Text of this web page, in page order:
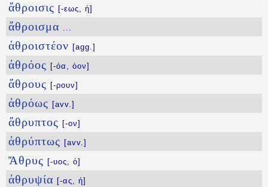
ἄθροισις [-εως, ἡ]
ἄθροισμα ...
ἁθροιστέον [agg.]
ἀθρόος [-όα, όον]
ἄθρους [-ρουν]
ἀθρόως [avv.]
ἄθρυπτος [-ον]
ἀθρύπτως [avv.]
Ἄθρυς [-υος, ὁ]
ἀθρυψία [-ας, ἡ]